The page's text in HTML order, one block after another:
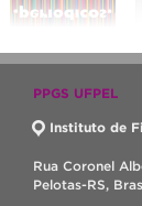
PPGS UFPEL
Instituto de
Rua Coronel
Pelotas-RS,